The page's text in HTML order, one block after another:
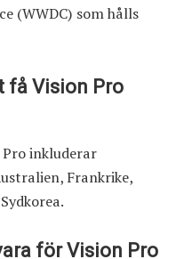
(WWDC) som hålls
få Vision Pro
inkluderar
Frankrike,
för Vision Pro